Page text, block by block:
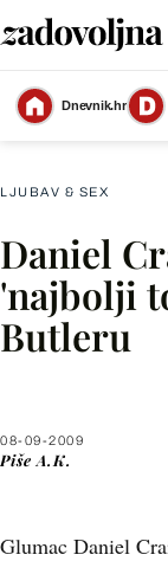
Dnevnik.hr
LJUBAV & SEX
Daniel
'najbolji
Butleru
08-09-2009
Piše A.K.
Glumac Daniel